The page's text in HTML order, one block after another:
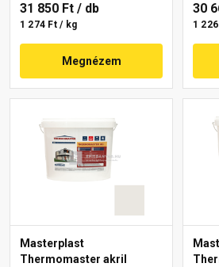
31 850 Ft / db
1 274 Ft / kg
Megnézem
30
1
Masterplast
Thermomaster akril